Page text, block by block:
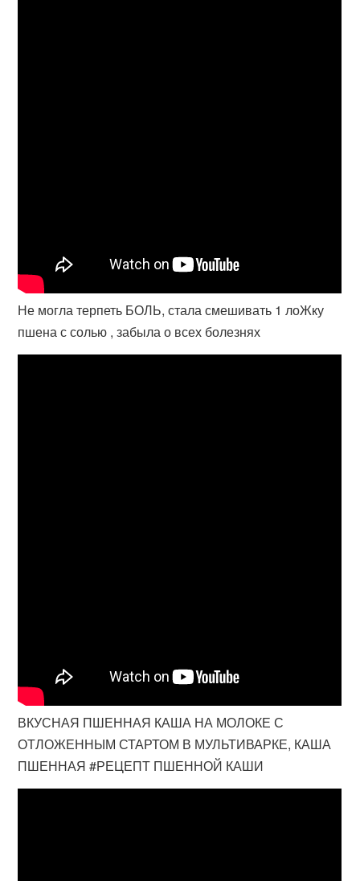
Не могла терпеть БОЛЬ, стала смешивать 1 лоЖку
пшена с солью , забыла о всех болезнях
ВКУСНАЯ ПШЕННАЯ КАША НА МОЛОКЕ С
ОТЛОЖЕННЫМ СТАРТОМ В МУЛЬТИВАРКЕ, КАША
ПШЕННАЯ #РЕЦЕПТ ПШЕННОЙ КАШИ